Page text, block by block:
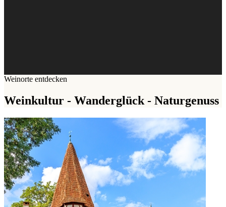
Weinorte entdecken
Weinkultur - Wanderglück - Naturgenuss